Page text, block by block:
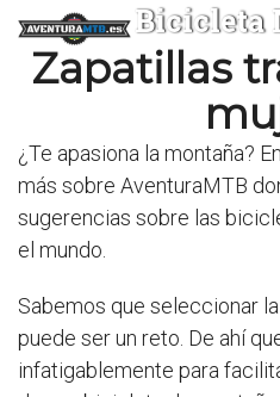
Bicicleta
Zapatillas
¿Te apasiona la montaña?
más sobre AventuraMTB
sugerencias sobre las
el mundo.
Sabemos que seleccionar
puede ser un reto. De ahí
infatigablemente para